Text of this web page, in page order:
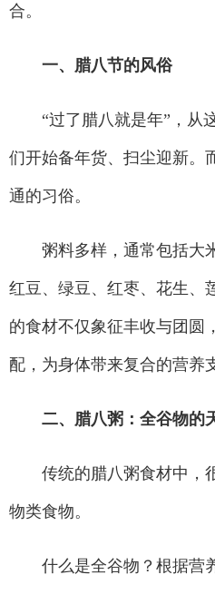
合。
一、腊八节的风俗
“过了腊八就是年”，从
们开始备年货、扫尘迎新。
通的习俗。
粥料多样，通常包括大米
红豆、绿豆、红枣、花生、
的食材不仅象征丰收与团圆
配，为身体带来复合的营养
二、腊八粥：全谷物的
传统的腊八粥食材中，
物类食物。
什么是全谷物？根据营